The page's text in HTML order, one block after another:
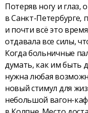
Потеряв ногу и глаз,
в Санкт-Петербурге,
и почти всё это
отдавала все силы,
Когда больничные
думать, как им быть
нужна любая
новый стимул для
небольшой вагон-­